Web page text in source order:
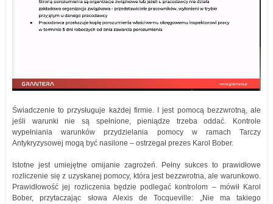
Świadczenie to przysługuje każdej firmie. I jest pomocą bezzwrotną, ale
jeśli warunki nie są spełnione, pieniądze trzeba oddać. Kontrole
wypełniania warunków przydzielania pomocy w ramach Tarczy
Antykryzysowej mogą być nasilone – ostrzegał prezes Karol Bober.
Istotne jest umiejętne omijanie zagrożeń. Pełny sukces to prawidłowe
rozliczenie się z uzyskanej pomocy, która jest bezzwrotna, ale warunkowo.
Prawidłowość jej rozliczenia będzie podlegać kontrolom – mówił Karol
Bober, przytaczając słowa Alexis de Tocqueville: „Nie ma takiego